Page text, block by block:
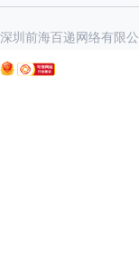
深圳前海百递网络有限